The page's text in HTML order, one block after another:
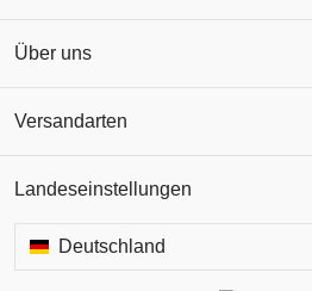
Über uns
Versandarten
Landeseinstellungen
Deutschland